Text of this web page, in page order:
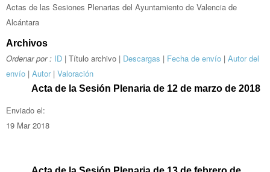
Actas de las Sesiones Plenarias del Ayuntamiento de Valencia de
Alcántara
Archivos
Ordenar por : ID | Título archivo | Descargas | Fecha de envío | Autor del
envío | Autor| Valoración
Acta de la Sesión Plenaria de 12 de marzo de 2018
Enviado el:
19 Mar 2018